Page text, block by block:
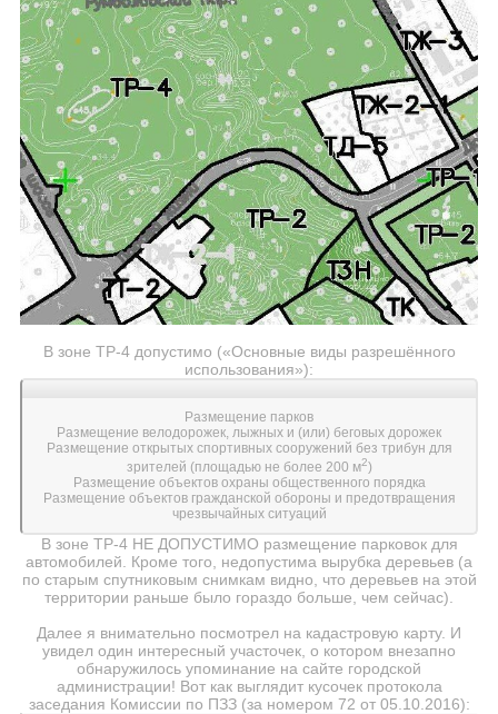
В зоне ТР-4 допустимо («Основные виды разрешённого
использования»):
Размещение парков
Размещение велодорожек, лыжных и (или) беговых дорожек
Размещение открытых спортивных сооружений без трибун для
зрителей (площадью не более 200 м2)
Размещение объектов охраны общественного порядка
Размещение объектов гражданской обороны и предотвращения
чрезвычайных ситуаций
В зоне ТР-4 НЕ ДОПУСТИМО размещение парковок для
автомобилей. Кроме того, недопустима вырубка деревьев (а
по старым спутниковым снимкам видно, что деревьев на этой
территории раньше было гораздо больше, чем сейчас).
Далее я внимательно посмотрел на кадастровую карту. И
увидел один интересный участочек, о котором внезапно
обнаружилось упоминание на сайте городской
администрации! Вот как выглядит кусочек протокола
заседания Комиссии по ПЗЗ (за номером 72 от 05.10.2016):